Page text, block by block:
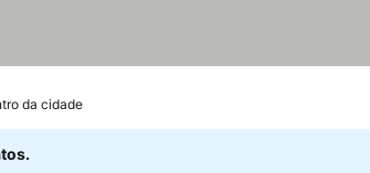
da cidade